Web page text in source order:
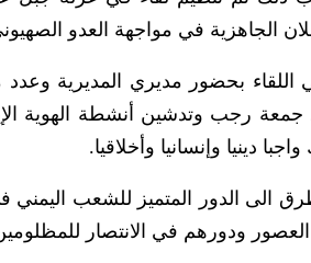
الجاهزية في مواجهة العدو
اللقاء بحضور مديري المديرية وعدد
جمعة رجب وتدشين أنشطة الهوية
دينيا وإنسانيا وأخلاقيا.
الى الدور المتميز للشعب
ودورهم في الانتصار